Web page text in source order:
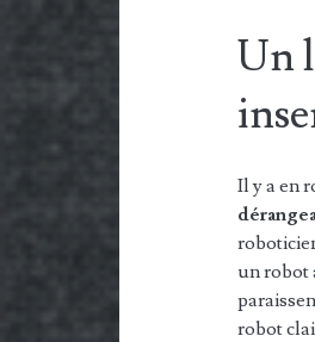
Un
Il y a en
un robot
robot